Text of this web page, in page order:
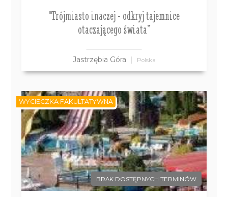
"Trójmiasto inaczej - odkryj tajemnice
otaczającego świata”
Jastrzębia Góra Polska
BRAK DOSTĘPNYCH TERMINÓW
WYCIECZKA FAKULTATYWNA